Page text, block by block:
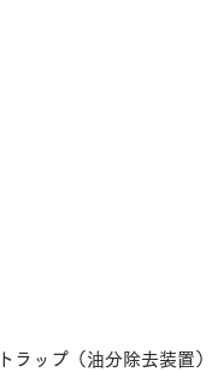
ラップ（油分除去装置）